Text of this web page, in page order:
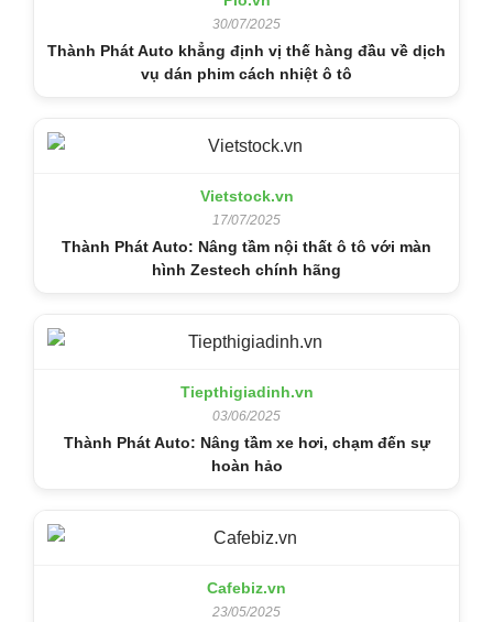
30/07/2025
Thành Phát Auto khẳng định vị thế hàng đầu về dịch
vụ dán phim cách nhiệt ô tô
Vietstock.vn
17/07/2025
Thành Phát Auto: Nâng tầm nội thất ô tô với màn
hình Zestech chính hãng
Tiepthigiadinh.vn
03/06/2025
Thành Phát Auto: Nâng tầm xe hơi, chạm đến sự
hoàn hảo
Cafebiz.vn
23/05/2025